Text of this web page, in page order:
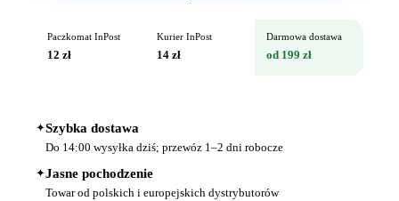
Paczkomat InPost
12 zł
Kurier InPost
14 zł
Darmowa dostawa
od 199 zł
✦Szybka dostawa
Do 14:00 wysyłka dziś; przewóz 1–2 dni robocze
✦Jasne pochodzenie
Towar od polskich i europejskich dystrybutorów